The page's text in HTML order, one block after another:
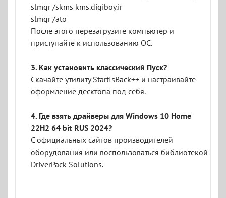
slmgr /skms kms.digiboy.ir
slmgr /ato
После этого перезагрузите компьютер и
приступайте к использованию ОС.
3. Как установить классический Пуск?
Скачайте утилиту StartIsBack++ и настраивайте
оформление десктопа под себя.
4. Где взять драйверы для Windows 10 Home
22H2 64 bit RUS 2024?
С официальных сайтов производителей
оборудования или воспользоваться библиотекой
DriverPack Solutions.